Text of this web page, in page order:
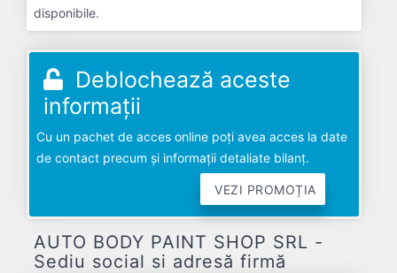
disponibile.
Deblochează aceste
informații
Cu un pachet de acces online poți avea acces la date
de contact precum și informații detaliate bilanț.
VEZI PROMOȚIA
AUTO BODY PAINT SHOP SRL -
Sediu social si adresă firmă